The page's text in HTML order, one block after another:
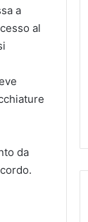
a
al
da